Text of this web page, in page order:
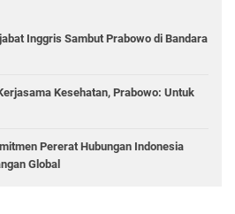
Inggris Sambut Prabowo di Bandara
Kesehatan, Prabowo: Untuk
Pererat Hubungan Indonesia
Global